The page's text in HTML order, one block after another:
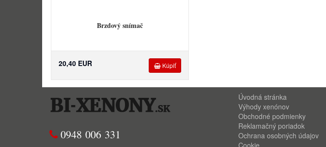
Brzdový snímač
Kúpiť
20,40 EUR
0948 006 331
Úvodná stránka
Výhody xenónov
Obchodné podmienky
Reklamačný poriadok
Ochrana osobných údajov
Cookie